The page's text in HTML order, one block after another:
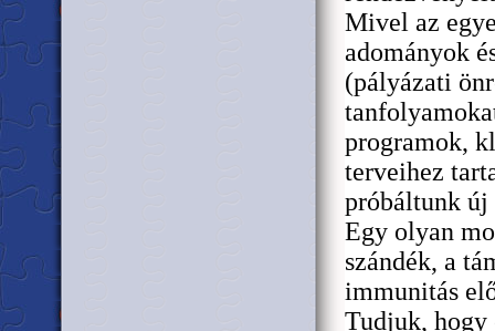
Mivel az
adományok
(pályázati
programok,
terveihez
próbáltunk
Egy olyan
szándék, a
immunitás el
Tudjuk, hogy